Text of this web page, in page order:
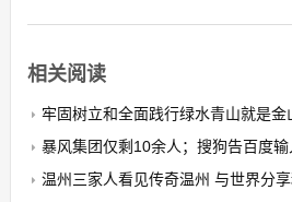
相关阅读
牢固树立和全面践行绿水青山就是金山银山理念坚决整改健全机
暴风集团仅剩10余人；搜狗告百度输入法侵权案再驳回；Linux
温州三家人看见传奇温州 与世界分